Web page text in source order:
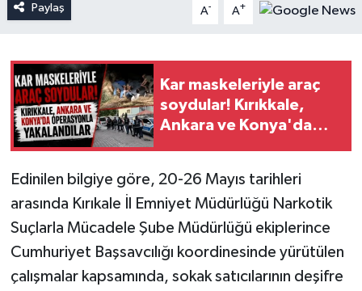
Paylaş A- A+
Kar maskeleriyle araç
soydular! Kırıkkale,
Ankara ve Konya'da
Edinilen bilgiye göre, 20-26 Mayıs tarihleri
arasında Kırıkale İl Emniyet Müdürlüğü Narkotik
Suçlarla Mücadele Şube Müdürlüğü ekiplerince
Cumhuriyet Başsavcılığı koordinesinde yürütülen
çalışmalar kapsamında, sokak satıcılarının deşifre